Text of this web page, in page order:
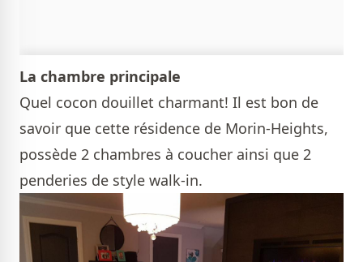
La chambre principale
Quel cocon douillet charmant! Il est bon de
savoir que cette résidence de Morin-Heights,
possède 2 chambres à coucher ainsi que 2
penderies de style walk-in.